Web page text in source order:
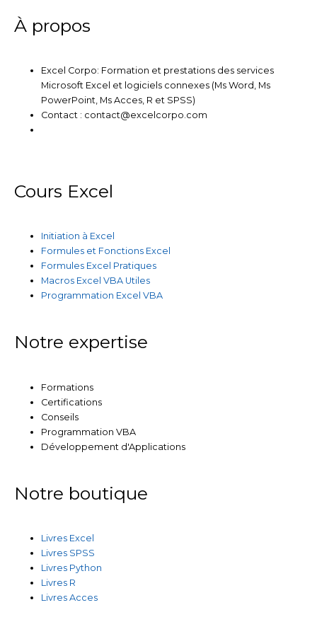
À propos
Excel Corpo: Formation et prestations des services
Microsoft Excel et logiciels connexes (Ms Word, Ms
PowerPoint, Ms Acces, R et SPSS)
Contact : contact@excelcorpo.com
Cours Excel
Initiation à Excel
Formules et Fonctions Excel
Formules Excel Pratiques
Macros Excel VBA Utiles
Programmation Excel VBA
Notre expertise
Formations
Certifications
Conseils
Programmation VBA
Développement d'Applications
Notre boutique
Livres Excel
Livres SPSS
Livres Python
Livres R
Livres Acces